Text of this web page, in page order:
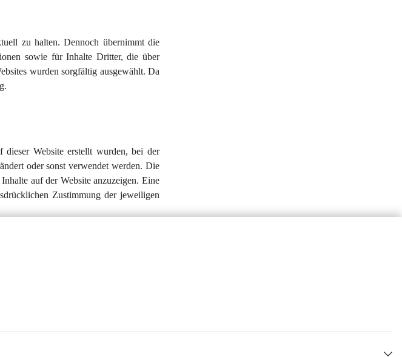
zu halten. Dennoch übernimmt die
sowie für Inhalte Dritter, die über
wurden sorgfältig ausgewählt. Da
Website erstellt wurden, bei der
oder sonst verwendet werden. Die
auf der Website anzuzeigen. Eine
Zustimmung der jeweiligen